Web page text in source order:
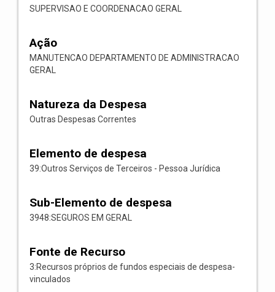
SUPERVISAO E COORDENACAO GERAL
Ação
MANUTENCAO DEPARTAMENTO DE ADMINISTRACAO
GERAL
Natureza da Despesa
Outras Despesas Correntes
Elemento de despesa
39:Outros Serviços de Terceiros - Pessoa Jurídica
Sub-Elemento de despesa
3948:SEGUROS EM GERAL
Fonte de Recurso
3:Recursos próprios de fundos especiais de despesa-
vinculados